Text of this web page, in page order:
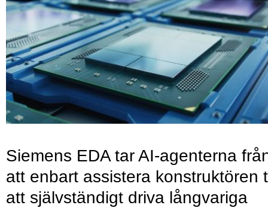
Siemens EDA tar AI-agenterna
att enbart assistera konstruktören
att självständigt driva långvariga